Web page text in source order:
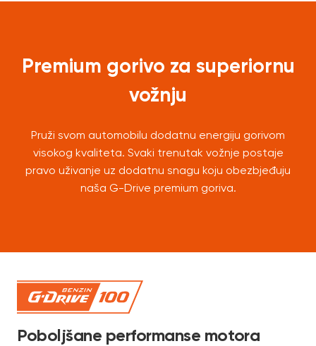
Premium gorivo za superiornu
vožnju
Pruži svom automobilu dodatnu energiju gorivom
visokog kvaliteta. Svaki trenutak vožnje postaje
pravo uživanje uz dodatnu snagu koju obezbjeđuju
naša G-Drive premium goriva.
Poboljšane performanse motora